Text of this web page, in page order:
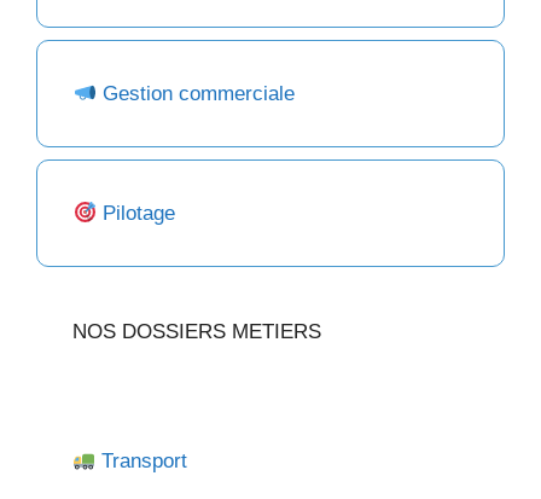
Gestion commerciale
Pilotage
NOS DOSSIERS METIERS
Transport